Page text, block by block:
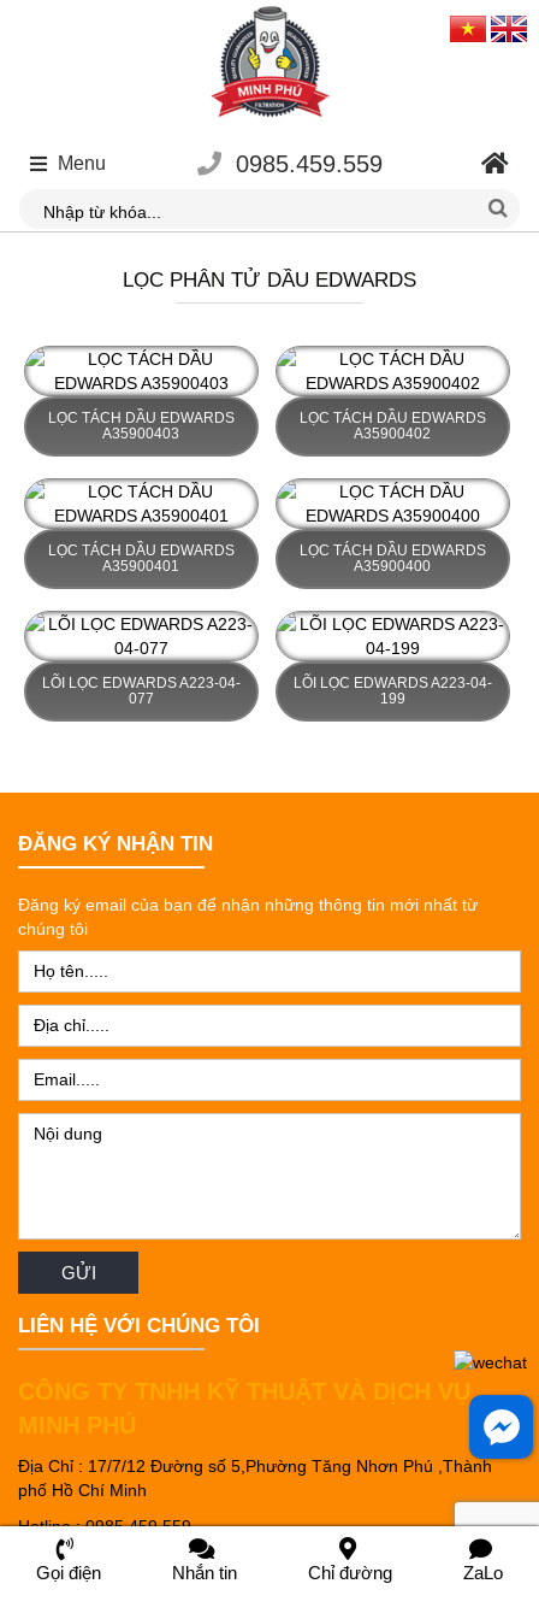
Menu 0985.459.559
LỌC PHÂN TỬ DẦU EDWARDS
LỌC TÁCH DẦU EDWARDS
A35900403
LỌC TÁCH DẦU EDWARDS
A35900402
LỌC TÁCH DẦU EDWARDS
A35900401
LỌC TÁCH DẦU EDWARDS
A35900400
LÕI LỌC EDWARDS A223-04-
077
LÕI LỌC EDWARDS A223-04-
199
ĐĂNG KÝ NHẬN TIN
Đăng ký email của bạn để nhận những thông tin mới nhất từ
chúng tôi
LIÊN HỆ VỚI CHÚNG TÔI
CÔNG TY TNHH KỸ THUẬT VÀ DỊCH VỤ
MINH PHÚ
Địa Chỉ : 17/7/12 Đường số 5,Phường Tăng Nhơn Phú ,Thành
phố Hồ Chí Minh
Hotline : 0985.459.559
Email : thao.hoang@minhphuco.vn
Gọi điện Nhắn tin Chỉ đường ZaLo